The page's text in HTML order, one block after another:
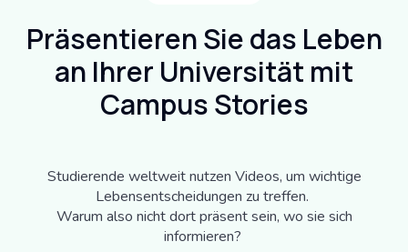
Präsentieren Sie das Leben
an Ihrer Universität mit
Campus Stories
Studierende weltweit nutzen Videos, um wichtige
Lebensentscheidungen zu treffen.
Warum also nicht dort präsent sein, wo sie sich
informieren?